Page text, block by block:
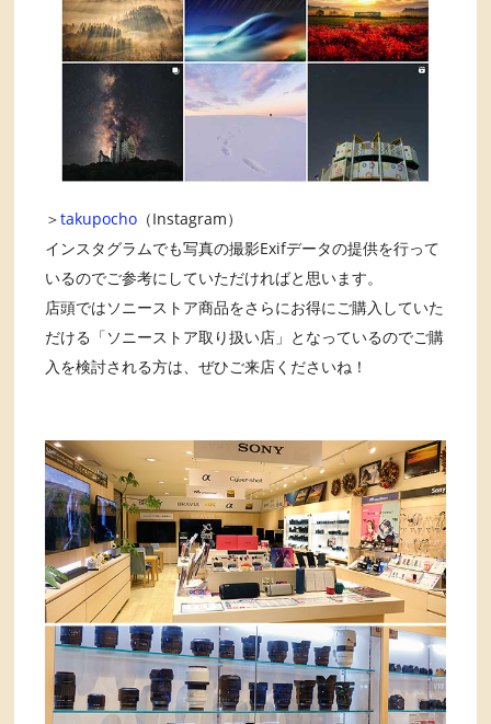
＞takupocho （Instagram）
インスタグラムでも写真の撮影Exifデータの提供を行って
いるのでご参考にしていただければと思います。
店頭ではソニーストア商品をさらにお得にご購入していた
だける「ソニーストア取り扱い店」となっているのでご購
入を検討される方は、ぜひご来店くださいね！